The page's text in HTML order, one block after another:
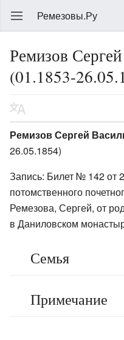
Ремезовы.Ру
Ремизов
(01.1853-
Ремизов Сергей
26.05.1854)
Запись: Билет № 142 от
потомственного
Ремезова, Сергей, от
в Даниловском
Семья
Примечание